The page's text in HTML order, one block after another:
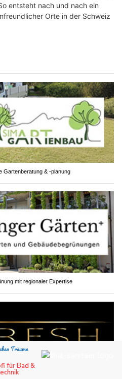
entsteht nach und nach ein
Orte in der Schweiz
Gartenberatung & -planung
mit regionaler Expertise